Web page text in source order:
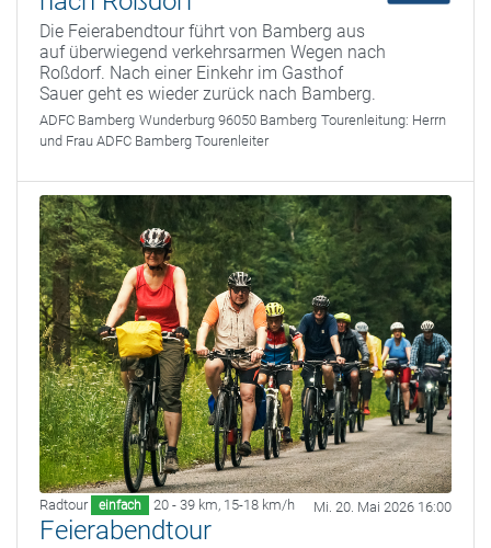
Die Feierabendtour führt von Bamberg aus
auf überwiegend verkehrsarmen Wegen nach
Roßdorf. Nach einer Einkehr im Gasthof
Sauer geht es wieder zurück nach Bamberg.
ADFC Bamberg Wunderburg 96050 Bamberg Tourenleitung: Herrn
und Frau ADFC Bamberg Tourenleiter
Radtour einfach 20 - 39 km, 15-18 km/h Mi. 20. Mai 2026 16:00
Feierabendtour